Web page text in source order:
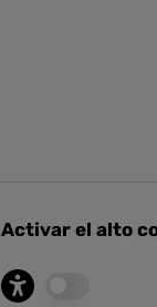
Activar el alto